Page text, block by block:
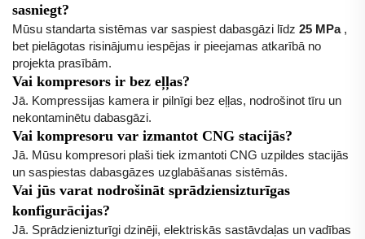
sasniegt?
Mūsu standarta sistēmas var saspiest dabasgāzi līdz 25 MPa ,
bet pielāgotas risinājumu iespējas ir pieejamas atkarībā no
projekta prasībām.
Vai kompresors ir bez eļļas?
Jā. Kompressijas kamera ir pilnīgi bez eļļas, nodrošinot tīru un
nekontaminētu dabasgāzi.
Vai kompresoru var izmantot CNG stacijās?
Jā. Mūsu kompresori plaši tiek izmantoti CNG uzpildes stacijās
un saspiestas dabasgāzes uzglabāšanas sistēmās.
Vai jūs varat nodrošināt sprādziensizturīgas
konfigurācijas?
Jā. Sprādzienizturīgi dzinēji, elektriskās sastāvdaļas un vadības